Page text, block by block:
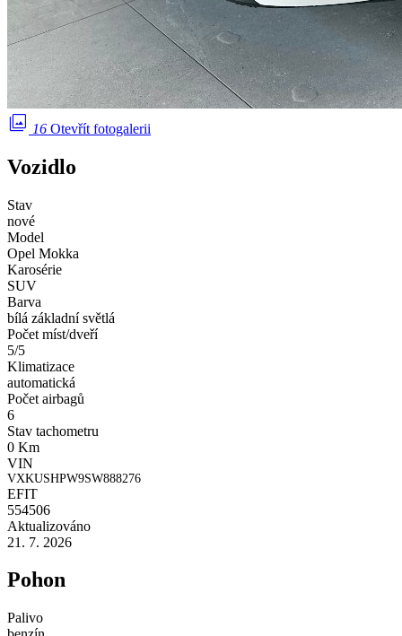
photo_library 16 Otevřít fotogalerii
Vozidlo
Stav
nové
Model
Opel Mokka
Karosérie
SUV
Barva
bílá základní světlá
Počet míst/dveří
5/5
Klimatizace
automatická
Počet airbagů
6
Stav tachometru
0 Km
VIN
VXKUSHPW9SW888276
EFIT
554506
Aktualizováno
21. 7. 2026
Pohon
Palivo